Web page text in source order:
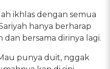
ikhlas dengan semua
hanya berharap
bersama dirinya lagi.
punya duit, nggak